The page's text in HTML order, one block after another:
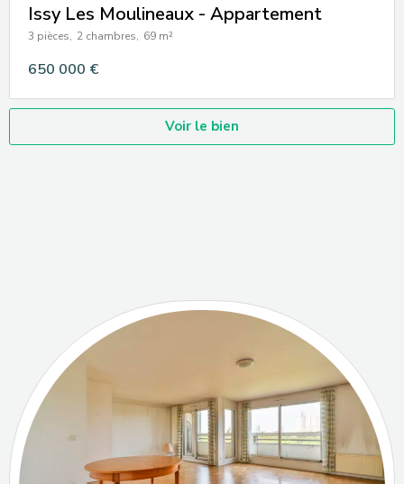
Issy Les Moulineaux - Appartement
3 pièces, 2 chambres, 69 m²
650 000 €
Voir le bien